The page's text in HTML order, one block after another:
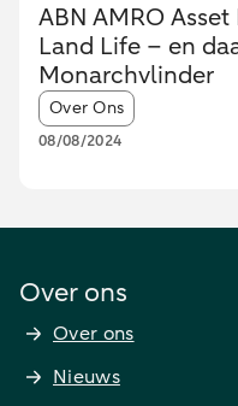
ABN AMRO
Land Life – en
Monarchvlinder
Article tags:
Over Ons
08/08/2024
Over ons
Over ons
Nieuws